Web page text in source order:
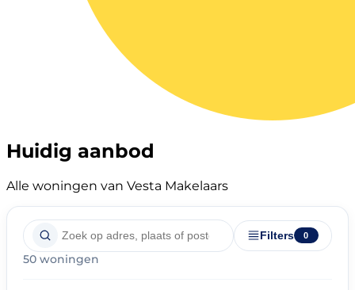
Huidig aanbod
Alle woningen van Vesta Makelaars
Filters 0
50 woningen